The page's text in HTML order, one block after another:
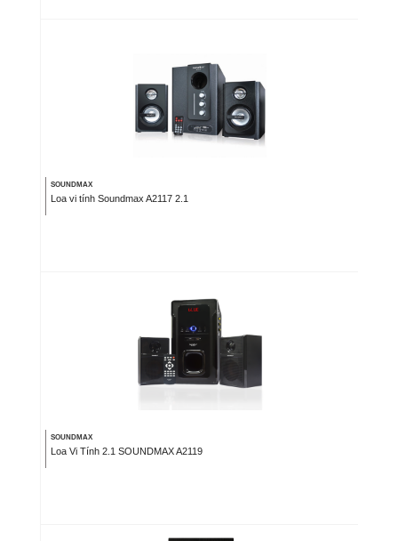
SOUNDMAX
Loa vi tính Soundmax A2117 2.1
SOUNDMAX
Loa Vi Tính 2.1 SOUNDMAX A2119